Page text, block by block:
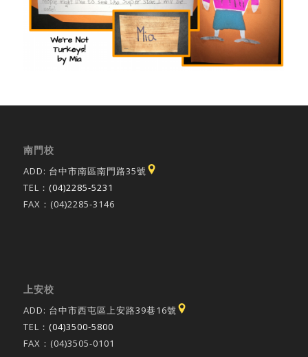
南門校
ADD: 台中市南區南門路35號
TEL： (04)2285-5231
FAX：(04)2285-3146
上安校
ADD: 台中市西屯區上安路39巷16號
TEL： (04)3500-5800
FAX：(04)3505-0101